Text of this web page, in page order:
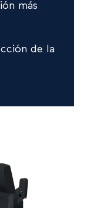
más
de la